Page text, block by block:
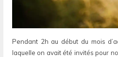
Pendant 2h au début du mois
laquelle on avait été invités pour